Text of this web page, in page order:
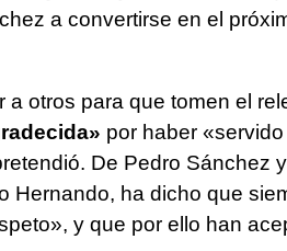
a convertirse en el
otros para que tomen el
por haber
De Pedro Sánchez
Hernando, ha dicho que
y que por ello han